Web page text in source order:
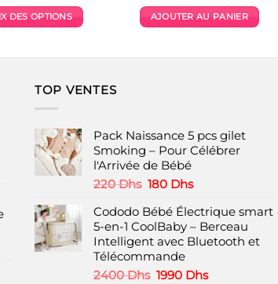
initial
était :
actuel
est :
DES OPTIONS
plusieurs
options
peuvent
être
page
du
initial
était :
actuel
est :
AJOUTER AU PANIER
TOP VENTES
Pack Naissance 5 pcs gilet
Smoking – Pour Célébrer
l'Arrivée de Bébé
220Dhs Le
initial
était :
220 Dhs.
180 DhsLe
actuel
est :
180 Dhs.
Cododo Bébé Électrique smart
5-en-1 CoolBaby – Berceau
Intelligent avec Bluetooth et
Télécommande
2400Dhs Le
1990 DhsLe